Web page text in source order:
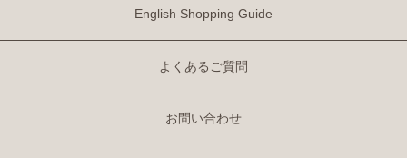
English Shopping Guide
よくあるご質問
お問い合わせ